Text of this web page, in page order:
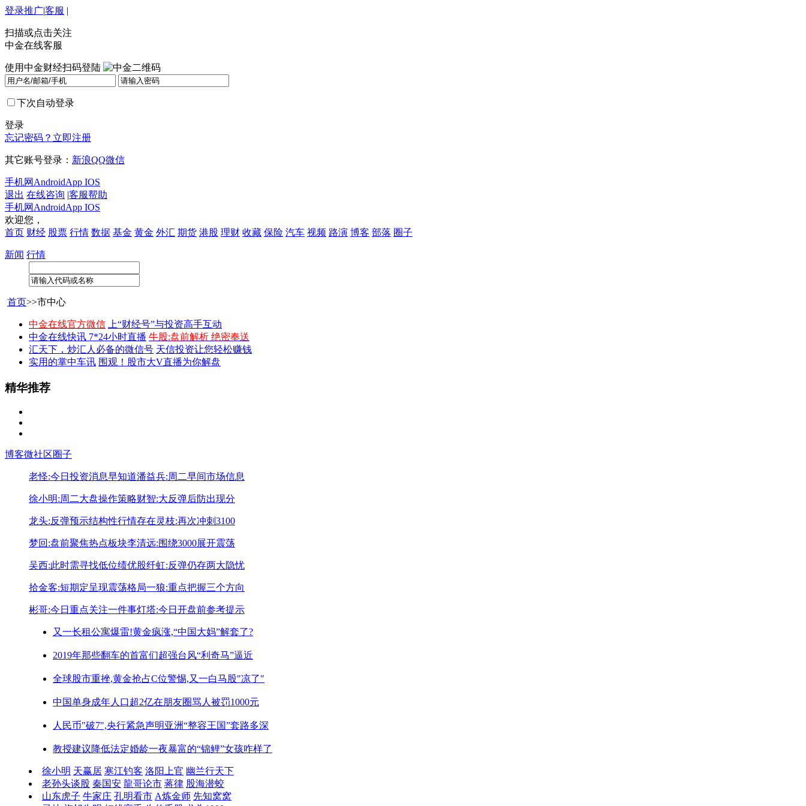
登录推广|客服 |
扫描或点击关注
中金在线客服
使用中金财经扫码登陆
下次自动登录
登录
忘记密码？ 立即注册
其它账号登录： 新浪QQ微信
手机网 AndroidApp IOS
退出 在线咨询 |客服帮助
手机网 AndroidApp IOS
欢迎您，
首页 财经 股票 行情 数据 基金 黄金 外汇 期货 港股 理财 收藏 保险 汽车 视频 路演 博客 部落 圈子
新闻 行情
首页>>市中心
中金在线官方微信
上“财经号”与投资高手互动
中金在线快讯 7*24小时直播 牛股:盘前解析 绝密奉送
汇天下，炒汇人必备的微信号 天信投资让您轻松赚钱
实用的掌中车讯 围观！股市大V直播为你解盘
精华推荐
博客微社区圈子
老怪:今日投资消息早知道潘益兵:周二早间市场信息
徐小明:周二大盘操作策略财智:大反弹后防出现分
龙头:反弹预示结构性行情存在灵枝:再次冲刺3100
梦回:盘前聚焦热点板块李清远:围绕3000展开震荡
吴西:此时需寻找低位绩优股纤虹:反弹仍存两大隐忧
拾金客:短期定呈现震荡格局一狼:重点把握三个方向
彬哥:今日重点关注一件事灯塔:今日开盘前参考提示
又一长租公寓爆雷!黄金疯涨,“中国大妈”解套了?
2019年那些翻车的首富们超强台风“利奇马”逼近
全球股市重挫,黄金抢占C位警惕,又一白马股"凉了"
中国单身成年人口超2亿在朋友圈骂人被罚1000元
人民币"破7",央行紧急声明亚洲“整容王国”套路多深
教授建议降低法定婚龄一夜暴富的“锦鲤”女孩咋样了
徐小明 天赢居 寒江钓客 洛阳上官 幽兰行天下
老孙头谈股 秦国安 龍哥论市 蒋律 股海潜蛟
山东虎子 牛家庄 孔明看市 A炼金师 先知窝窝